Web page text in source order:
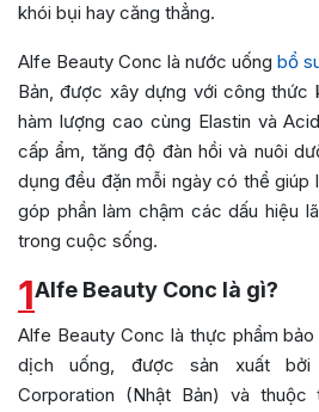
khói bụi hay căng thẳng.
Alfe Beauty Conc là nước uống bổ
Bản, được xây dựng với công thức
hàm lượng cao cùng Elastin và
cấp ẩm, tăng độ đàn hồi và nuôi
dụng đều đặn mỗi ngày có thể giúp
góp phần làm chậm các dấu hiệu
trong cuộc sống.
1Alfe Beauty Conc là gì?
Alfe Beauty Conc là thực phẩm
dịch uống, được sản xuất bởi
Corporation (Nhật Bản) và thuộc